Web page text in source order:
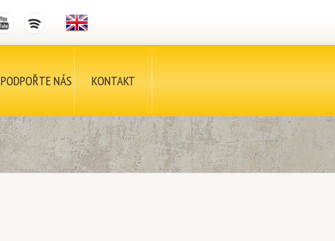
PODPOŘTE NÁS KONTAKT